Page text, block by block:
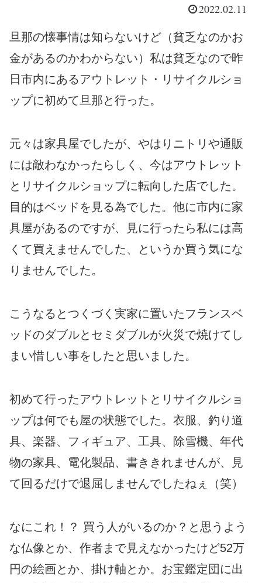
2022.02.11
旦那の懐事情は知らないけど（貧乏なのかお
金があるのかわからない）私は貧乏なので昨
日市内にあるアウトレット・リサイクルショ
ップに初めて旦那と行った。
元々は家具屋でしたが、やはりニトリや通販
には敵わなかったらしく、今はアウトレット
とリサイクルショップに転向した店でした。
目的はベッドを見る為でした。他に市内に家
具屋があるのですが、見に行ったら私には高
くて買えませんでした、というか買う気にな
りませんでした。
こうなるとつくづく実家に置いたフランスベ
ッドのダブルとセミダブルが火災で焼けてし
まい惜しい事をしたと思いました。
初めて行ったアウトレットとリサイクルショ
ップは何でも屋の状態でした。衣服、釣り道
具、楽器、フィギュア、工具、除雪機、年代
物の家具、電化製品、書ききれませんが、見
て回るだけで退屈しませんでしたねぇ（笑）
なにこれ！？ 買う人がいるのか？と思うよう
な仏像とか、作者まで見えなかったけど52万
円の絵画とか、掛け軸とか。お宝鑑定団に出